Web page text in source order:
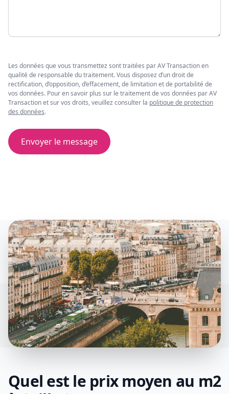
Les données que vous transmettez sont traitées par AV Transaction en
qualité de responsable du traitement. Vous disposez d’un droit de
rectification, d’opposition, d’effacement, de limitation et de portabilité de
vos données. Pour en savoir plus sur le traitement de vos données par AV
Transaction et sur vos droits, veuillez consulter la politique de protection
des données.
Envoyer le message
Quel est le prix moyen au m2